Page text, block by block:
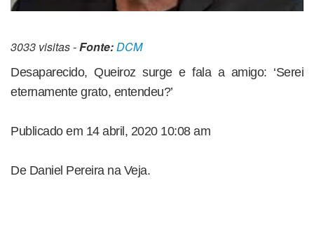
3033 visitas -Fonte:DCM
Desaparecido, Queiroz surge e fala a amigo: ‘Serei
eternamente grato, entendeu?’
Publicado em 14 abril, 2020 10:08 am
De Daniel Pereira na Veja.